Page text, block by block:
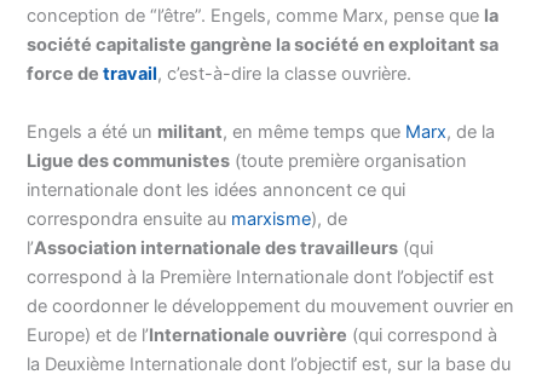
conception de “l’être”. Engels, comme Marx, pense que la
société capitaliste gangrène la société en exploitant sa
force detravail, c’est-à-dire la classe ouvrière.
Engels a été un militant, en même temps que Marx, de la
Ligue des communistes (toute première organisation
internationale dont les idées annoncent ce qui
correspondra ensuite au marxisme), de
l’Association internationale des travailleurs (qui
correspond à la Première Internationale dont l’objectif est
de coordonner le développement du mouvement ouvrier en
Europe) et de l’Internationale ouvrière (qui correspond à
la Deuxième Internationale dont l’objectif est, sur la base du